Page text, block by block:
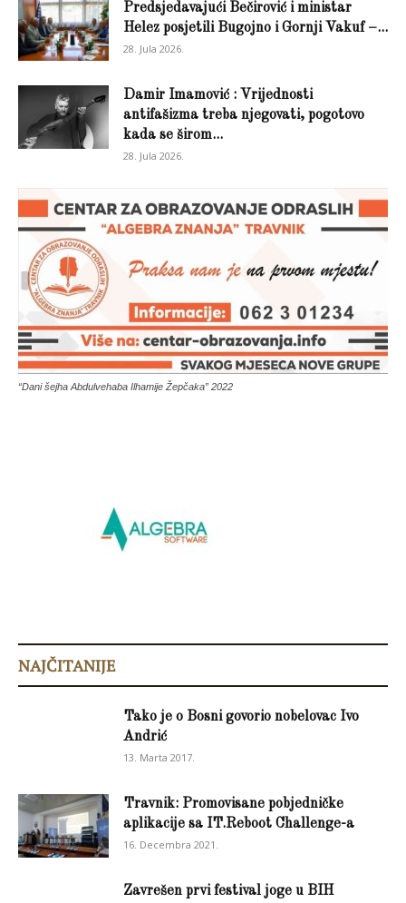
Predsjedavajući Bečirović i ministar
Helez posjetili Bugojno i Gornji Vakuf –...
28. Jula 2026.
Damir Imamović : Vrijednosti
antifašizma treba njegovati, pogotovo
kada se širom...
28. Jula 2026.
“Dani šejha Abdulvehaba Ilhamije Žepčaka” 2022
NAJČITANIJE
Tako je o Bosni govorio nobelovac Ivo
Andrić
13. Marta 2017.
Travnik: Promovisane pobjedničke
aplikacije sa IT.Reboot Challenge-a
16. Decembra 2021.
Zavrešen prvi festival joge u BIH